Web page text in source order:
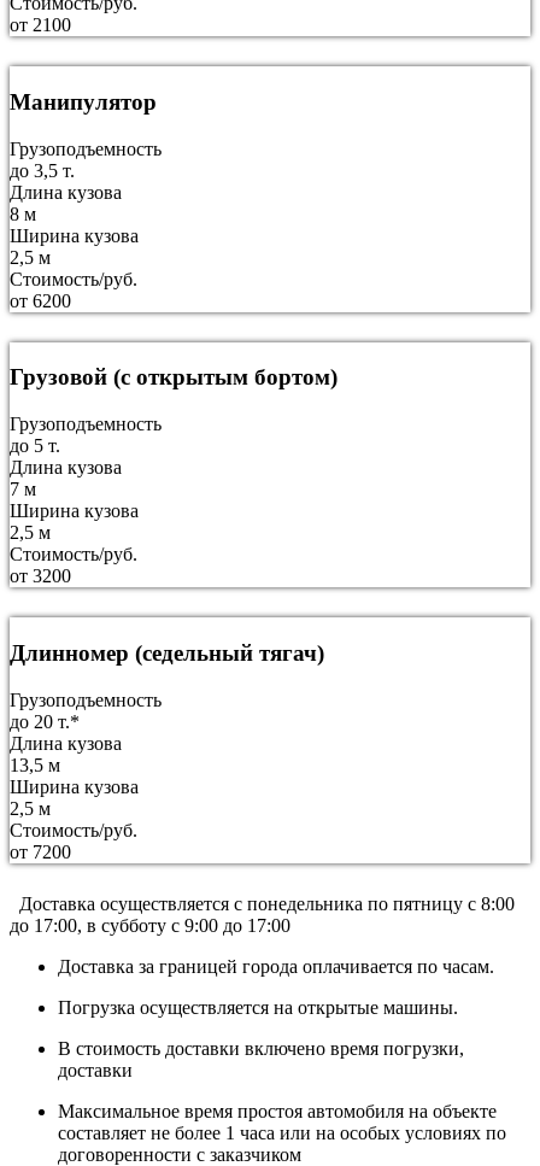
от 2100
Манипулятор
Грузоподъемность
до 3,5 т.
Длина кузова
8 м
Ширина кузова
2,5 м
Стоимость/руб.
от 6200
Грузовой (с открытым бортом)
Грузоподъемность
до 5 т.
Длина кузова
7 м
Ширина кузова
2,5 м
Стоимость/руб.
от 3200
Длинномер (седельный тягач)
Грузоподъемность
до 20 т.*
Длина кузова
13,5 м
Ширина кузова
2,5 м
Стоимость/руб.
от 7200
Доставка осуществляется c понедельника по пятницу с 8:00
до 17:00, в субботу с 9:00 до 17:00
Доставка за границей города оплачивается по часам.
Погрузка осуществляется на открытые машины.
В стоимость доставки включено время погрузки,
доставки
Максимальное время простоя автомобиля на объекте
составляет не более 1 часа или на особых условиях по
договоренности с заказчиком